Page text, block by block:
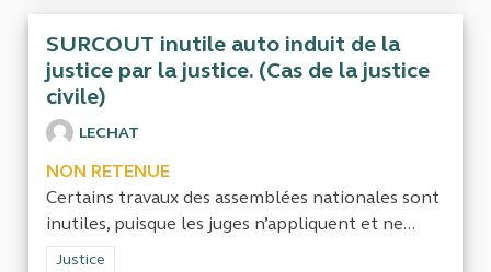
SURCOUT inutile auto induit de la
justice par la justice. (Cas de la justice
civile)
LECHAT
NON RETENUE
Certains travaux des assemblées nationales sont
inutiles, puisque les juges n’appliquent et ne...
Filtrer les résultats de la catégorie : Justice
Justice